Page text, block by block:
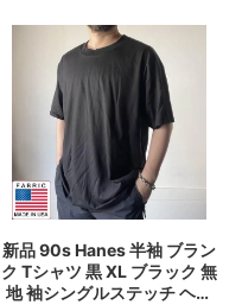
新品 90s Hanes 半袖 ブラン
ク Tシャツ 黒 XL ブラック 無
地 袖シングルステッチ ヘイ